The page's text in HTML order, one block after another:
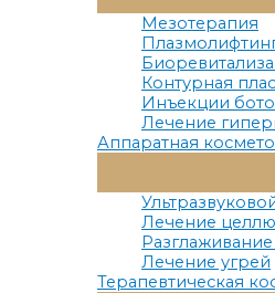
Мезотерапия
Контурная
Инъекции
Лечение
Аппаратная
Лечение
Лечение угрей
Терапевтическая